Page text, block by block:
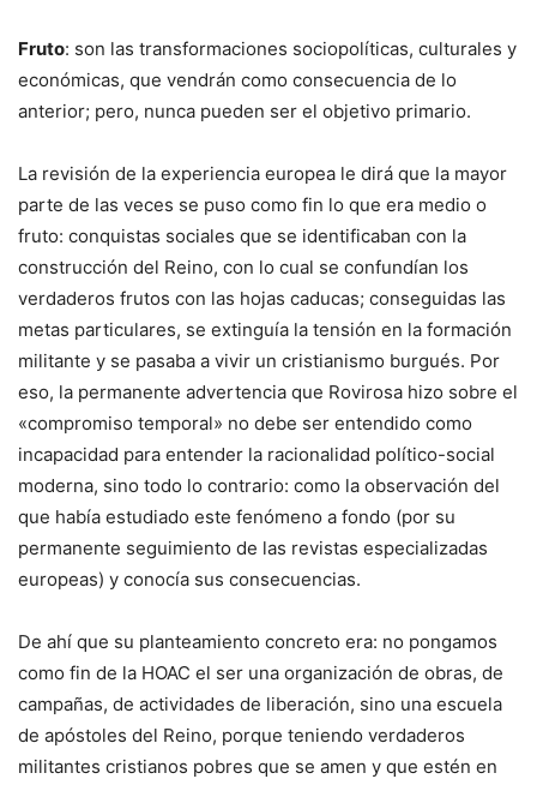
Fruto: son las transformaciones sociopolíticas, culturales y
económicas, que vendrán como consecuencia de lo
anterior; pero, nunca pueden ser el objetivo primario.
La revisión de la experiencia europea le dirá que la mayor
parte de las veces se puso como fin lo que era medio o
fruto: conquistas sociales que se identificaban con la
construcción del Reino, con lo cual se confundían los
verdaderos frutos con las hojas caducas; conseguidas las
metas particulares, se extinguía la tensión en la formación
militante y se pasaba a vivir un cristianismo burgués. Por
eso, la permanente advertencia que Rovirosa hizo sobre el
«compromiso temporal» no debe ser entendido como
incapacidad para entender la racionalidad político-social
moderna, sino todo lo contrario: como la observación del
que había estudiado este fenómeno a fondo (por su
permanente seguimiento de las revistas especializadas
europeas) y conocía sus consecuencias.
De ahí que su planteamiento concreto era: no pongamos
como fin de la HOAC el ser una organización de obras, de
campañas, de actividades de liberación, sino una escuela
de apóstoles del Reino, porque teniendo verdaderos
militantes cristianos pobres que se amen y que estén en